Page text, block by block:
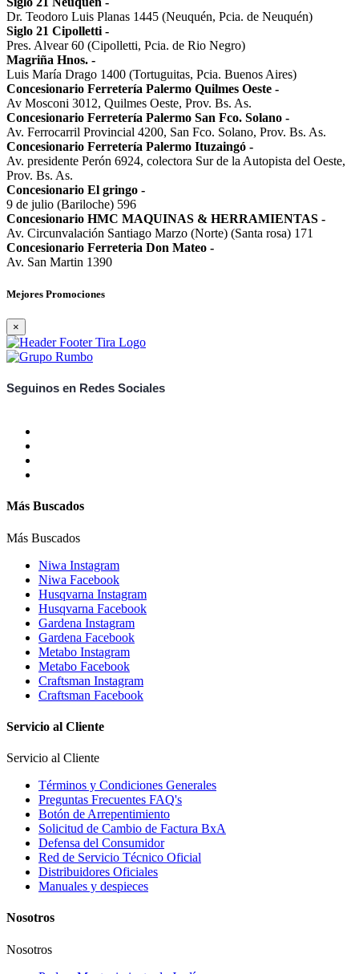
Dr. Teodoro Luis Planas 1445 (Neuquén, Pcia. de Neuquén)
Siglo 21 Cipolletti -
Pres. Alvear 60 (Cipolletti, Pcia. de Rio Negro)
Magriña Hnos. -
Luis María Drago 1400 (Tortuguitas, Pcia. Buenos Aires)
Concesionario Ferretería Palermo Quilmes Oeste -
Av Mosconi 3012, Quilmes Oeste, Prov. Bs. As.
Concesionario Ferretería Palermo San Fco. Solano -
Av. Ferrocarril Provincial 4200, San Fco. Solano, Prov. Bs. As.
Concesionario Ferretería Palermo Ituzaingó -
Av. presidente Perón 6924, colectora Sur de la Autopista del Oeste,
Prov. Bs. As.
Concesionario El gringo -
9 de julio (Bariloche) 596
Concesionario HMC MAQUINAS & HERRAMIENTAS -
Av. Circunvalación Santiago Marzo (Norte) (Santa rosa) 171
Concesionario Ferreteria Don Mateo -
Av. San Martin 1390
Mejores Promociones
×
Seguinos en Redes Sociales
Más Buscados
Más Buscados
Niwa Instagram
Niwa Facebook
Husqvarna Instagram
Husqvarna Facebook
Gardena Instagram
Gardena Facebook
Metabo Instagram
Metabo Facebook
Craftsman Instagram
Craftsman Facebook
Servicio al Cliente
Servicio al Cliente
Términos y Condiciones Generales
Preguntas Frecuentes FAQ's
Botón de Arrepentimiento
Solicitud de Cambio de Factura BxA
Defensa del Consumidor
Red de Servicio Técnico Oficial
Distribuidores Oficiales
Manuales y despieces
Nosotros
Nosotros